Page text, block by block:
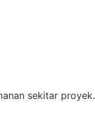
sekitar proyek.